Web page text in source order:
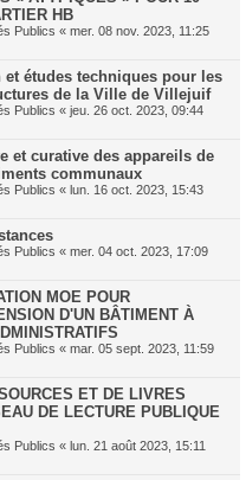
HB
Publics « mer. 08 nov. 2023, 11:25
études techniques pour les
de la Ville de Villejuif
Publics « jeu. 26 oct. 2023, 09:44
et curative des appareils de
communaux
Publics « lun. 16 oct. 2023, 15:43
Publics « mer. 04 oct. 2023, 17:09
MOE POUR
D'UN BÂTIMENT À
Publics « mar. 05 sept. 2023, 11:59
ET DE LIVRES
DE LECTURE PUBLIQUE
Publics « lun. 21 août 2023, 15:11